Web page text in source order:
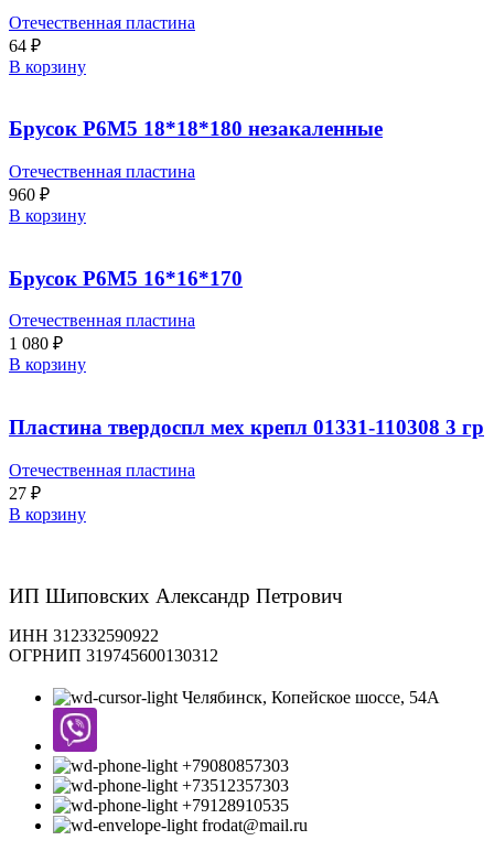
Отечественная пластина
64 ₽
В корзину
Брусок Р6М5 18*18*180 незакаленные
Отечественная пластина
960 ₽
В корзину
Брусок Р6М5 16*16*170
Отечественная пластина
1 080 ₽
В корзину
Пластина твердоспл мех крепл 01331-110308 3 гр
Отечественная пластина
27 ₽
В корзину
ИП Шиповских Александр Петрович
ИНН 312332590922
ОГРНИП 319745600130312
Челябинск, Копейское шоссе, 54А
+79080857303
+73512357303
+79128910535
frodat@mail.ru